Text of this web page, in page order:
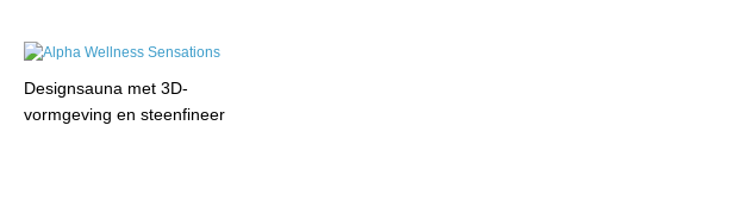
Designsauna met 3D-
vormgeving en steenfineer